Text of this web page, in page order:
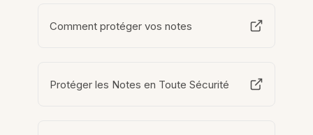
Comment protéger vos notes
Protéger les Notes en Toute Sécurité